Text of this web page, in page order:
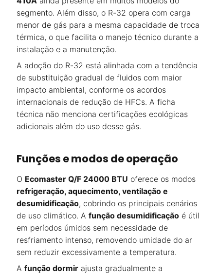
segmento. Além disso, o R-32 opera com carga
menor de gás para a mesma capacidade de troca
térmica, o que facilita o manejo técnico durante a
instalação e a manutenção.
A adoção do R-32 está alinhada com a tendência
de substituição gradual de fluidos com maior
impacto ambiental, conforme os acordos
internacionais de redução de HFCs. A ficha
técnica não menciona certificações ecológicas
adicionais além do uso desse gás.
Funções e modos de operação
O Ecomaster Q/F 24000 BTU oferece os modos
refrigeração, aquecimento, ventilação e
desumidificação, cobrindo os principais cenários
de uso climático. A função desumidificação é útil
em períodos úmidos sem necessidade de
resfriamento intenso, removendo umidade do ar
sem reduzir excessivamente a temperatura.
A função dormir ajusta gradualmente a